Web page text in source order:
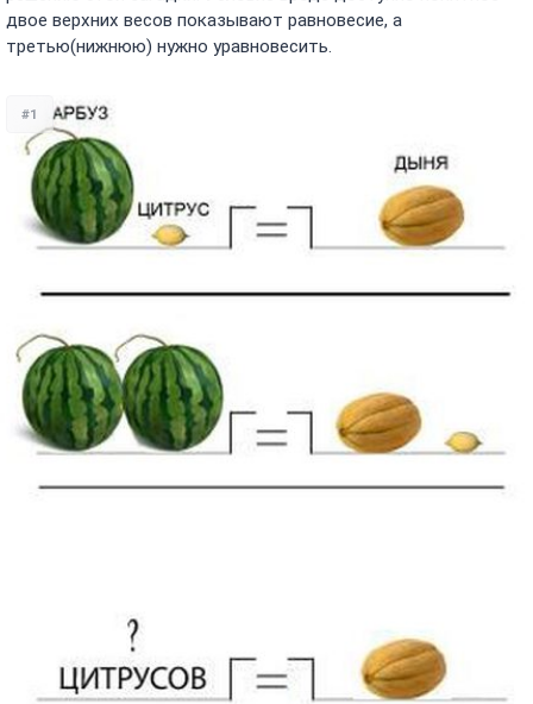
двое верхних весов показывают равновесие, а
третью(нижнюю) нужно уравновесить.
#1